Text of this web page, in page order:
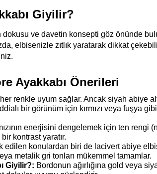
Giyilir?
ve davetin konsepti göz önünde
elbisenizle zıtlık yaratarak dikkat
Ayakkabı Önerileri
renkle uyum sağlar. Ancak siyah abiye
bir görünüm için kırmızı veya fuşya
enerjisini dengelemek için ten rengi
kontrast yaratır.
edilen konulardan biri de lacivert abiye
metalik gri tonları mükemmel tamamlar.
Giyilir?: Bordonun ağırlığına gold veya